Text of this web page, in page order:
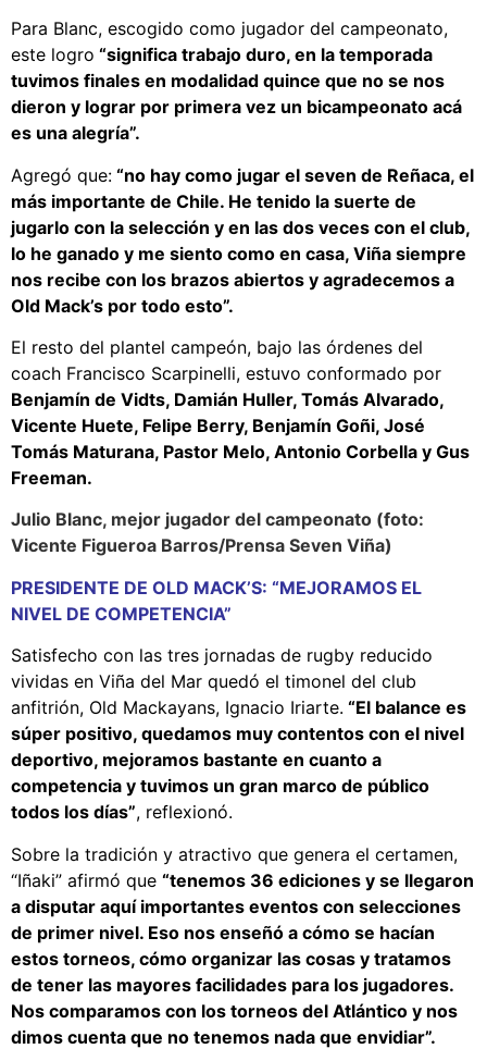
Para Blanc, escogido como jugador del campeonato,
este logro “significa trabajo duro, en la temporada
tuvimos finales en modalidad quince que no se nos
dieron y lograr por primera vez un bicampeonato acá
es una alegría”.
Agregó que: “no hay como jugar el seven de Reñaca, el
más importante de Chile. He tenido la suerte de
jugarlo con la selección y en las dos veces con el club,
lo he ganado y me siento como en casa, Viña siempre
nos recibe con los brazos abiertos y agradecemos a
Old Mack’s por todo esto”.
El resto del plantel campeón, bajo las órdenes del
coach Francisco Scarpinelli, estuvo conformado por
Benjamín de Vidts, Damián Huller, Tomás Alvarado,
Vicente Huete, Felipe Berry, Benjamín Goñi, José
Tomás Maturana, Pastor Melo, Antonio Corbella y Gus
Freeman.
Julio Blanc, mejor jugador del campeonato (foto:
Vicente Figueroa Barros/Prensa Seven Viña)
PRESIDENTE DE OLD MACK’S: “MEJORAMOS EL
NIVEL DE COMPETENCIA”
Satisfecho con las tres jornadas de rugby reducido
vividas en Viña del Mar quedó el timonel del club
anfitrión, Old Mackayans, Ignacio Iriarte. “El balance es
súper positivo, quedamos muy contentos con el nivel
deportivo, mejoramos bastante en cuanto a
competencia y tuvimos un gran marco de público
todos los días”, reflexionó.
Sobre la tradición y atractivo que genera el certamen,
“Iñaki” afirmó que “tenemos 36 ediciones y se llegaron
a disputar aquí importantes eventos con selecciones
de primer nivel. Eso nos enseñó a cómo se hacían
estos torneos, cómo organizar las cosas y tratamos
de tener las mayores facilidades para los jugadores.
Nos comparamos con los torneos del Atlántico y nos
dimos cuenta que no tenemos nada que envidiar”.